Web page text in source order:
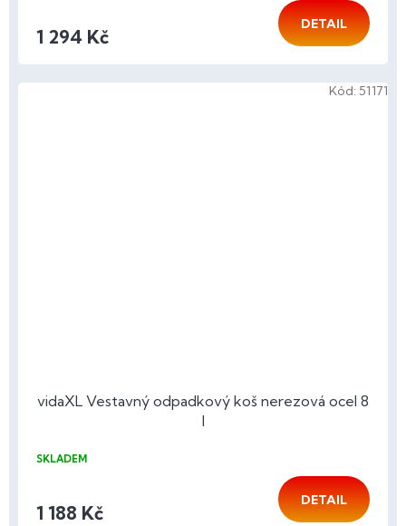
1 294 Kč
DETAIL
vidaXL Vestavný odpadkový koš nerezová ocel 8
l
SKLADEM
1 188 Kč
DETAIL
Kód: 51171